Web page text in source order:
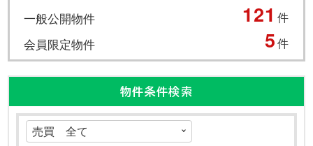
一般公開物件 121 件
会員限定物件 5件
物件条件検索